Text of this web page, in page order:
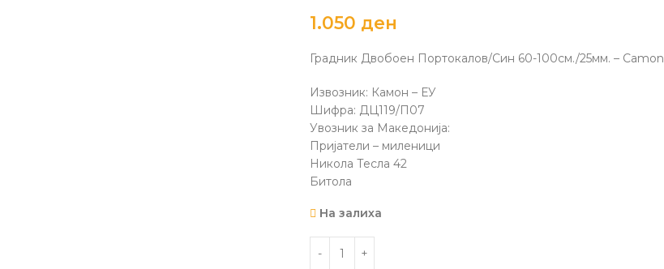
1.050 ден
Градник Двобоен Портокалов/Син 60-100см./25мм. – Camon
Извозник: Камон – ЕУ
Шифра: ДЦ119/П07
Увозник за Македонија:
Пријатели – миленици
Никола Тесла 42
Битола
На залиха